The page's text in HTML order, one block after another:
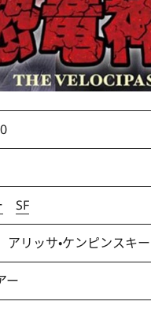
SF
アリッサ・ケンピンス
ー